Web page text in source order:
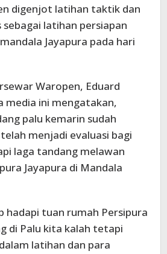
digenjot latihan taktik dan
latihan persiapan
Jayapura pada hari
Waropen, Eduard
media ini mengatakan,
palu kemarin sudah
menjadi evaluasi bagi
laga tandang melawan
Jayapura di Mandala
hadapi tuan rumah Persipura
di Palu kita kalah tetapi
latihan dan para